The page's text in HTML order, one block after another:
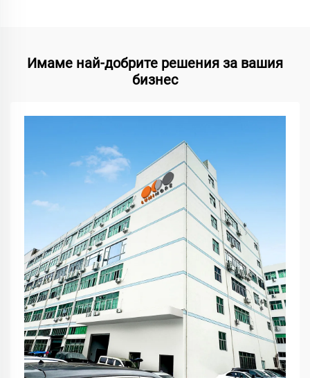
Имаме най-добрите решения за вашия
бизнес